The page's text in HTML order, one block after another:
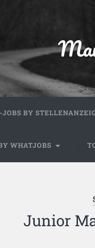
JOBS BY
WHATJOBS
Junior